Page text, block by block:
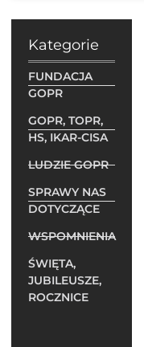
Kategorie
FUNDACJA
GOPR
GOPR, TOPR,
HS, IKAR-CISA
LUDZIE GOPR
SPRAWY NAS
DOTYCZĄCE
WSPOMNIENIA
ŚWIĘTA,
JUBILEUSZE,
ROCZNICE